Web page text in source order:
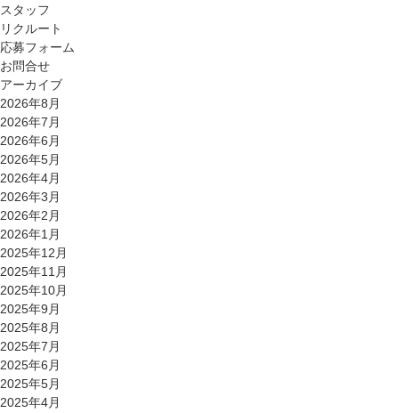
スタッフ
リクルート
応募フォーム
お問合せ
アーカイブ
2026年8月
2026年7月
2026年6月
2026年5月
2026年4月
2026年3月
2026年2月
2026年1月
2025年12月
2025年11月
2025年10月
2025年9月
2025年8月
2025年7月
2025年6月
2025年5月
2025年4月